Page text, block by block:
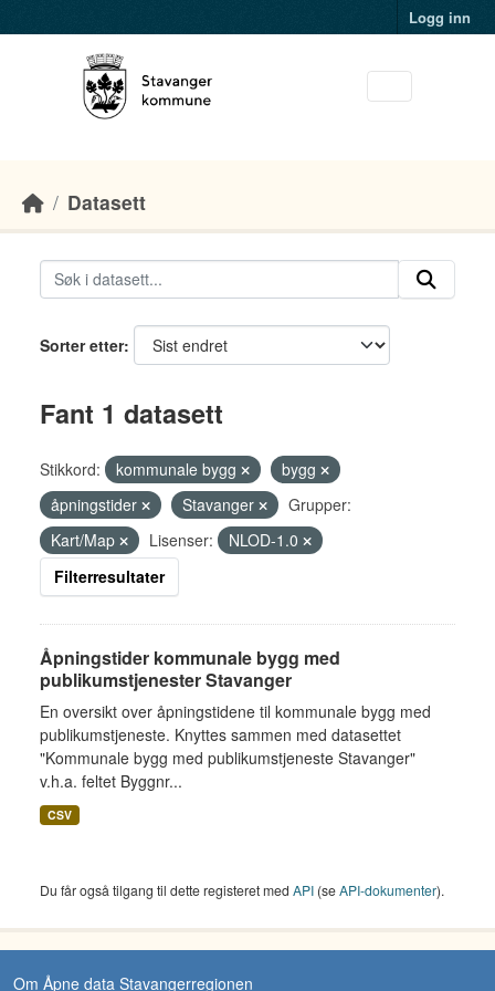
Logg inn
Datasett
Sorter etter
Fant 1 datasett
Stikkord: kommunale bygg
bygg
åpningstider
Stavanger
Grupper:
Kart/Map
Lisenser:
NLOD-1.0
Filterresultater
Åpningstider kommunale bygg med
publikumstjenester Stavanger
En oversikt over åpningstidene til kommunale bygg med
publikumstjeneste. Knyttes sammen med datasettet
"Kommunale bygg med publikumstjeneste Stavanger"
v.h.a. feltet Byggnr...
CSV
Du får også tilgang til dette registeret med API (seAPI-dokumenter).
Om Åpne data Stavangerregionen